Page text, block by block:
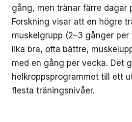
gång, men tränar färre dagar
Forskning visar att en högre
muskelgrupp (2–3 gånger
lika bra, ofta bättre,
med en gång per vecka. Det
helkroppsprogrammet till ett
flesta träningsnivåer.